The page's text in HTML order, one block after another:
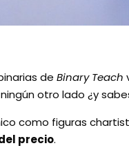
de Binary Teach
otro lado ¿y sabes
como figuras
precio.